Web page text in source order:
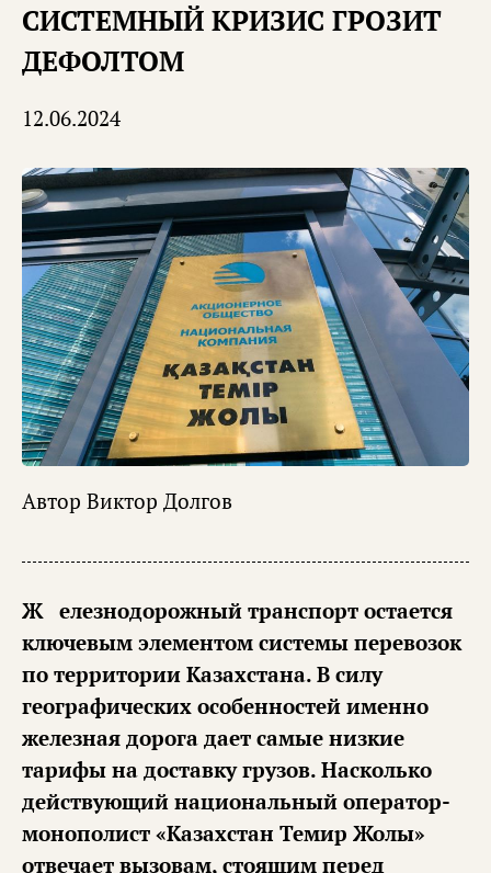
СИСТЕМНЫЙ КРИЗИС ГРОЗИТ
ДЕФОЛТОМ
12.06.2024
Автор Виктор Долгов
Железнодорожный транспорт остается
ключевым элементом системы перевозок
по территории Казахстана. В силу
географических особенностей именно
железная дорога дает самые низкие
тарифы на доставку грузов. Насколько
действующий национальный оператор-
монополист «Казахстан Темир Жолы»
отвечает вызовам, стоящим перед